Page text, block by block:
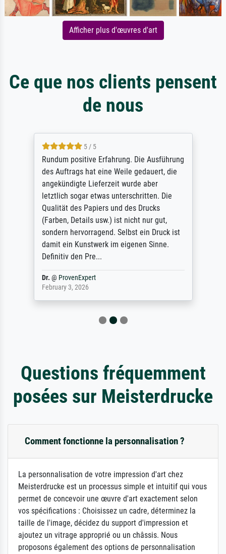
Afficher plus d'œuvres d'art
Ce que nos clients pensent
de nous
5 / 5
Rundum positive Erfahrung. Die Ausführung
des Auftrags hat eine Weile gedauert, die
angekündigte Lieferzeit wurde aber
letztlich sogar etwas unterschritten. Die
Qualität des Papiers und des Drucks
(Farben, Details usw.) ist nicht nur gut,
sondern hervorragend. Selbst ein Druck ist
damit ein Kunstwerk im eigenen Sinne.
Definitiv den Pre...
Dr. @ ProvenExpert
February 3, 2026
Questions fréquemment
posées sur Meisterdrucke
Comment fonctionne la personnalisation ?
La personnalisation de votre impression d'art chez
Meisterdrucke est un processus simple et intuitif qui vous
permet de concevoir une œuvre d'art exactement selon
vos spécifications : Choisissez un cadre, déterminez la
taille de l'image, décidez du support d'impression et
ajoutez un vitrage approprié ou un châssis. Nous
proposons également des options de personnalisation